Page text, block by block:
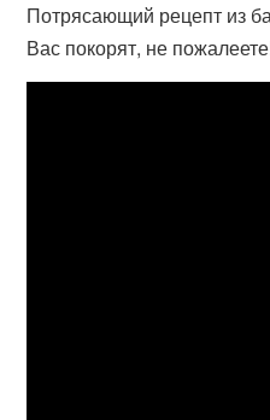
Потрясающий рецепт из
Вас покорят, не